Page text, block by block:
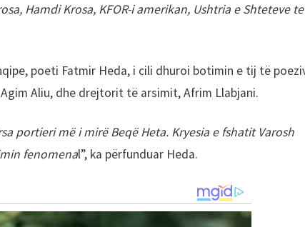
Hamdi Krosa, KFOR-i amerikan, Ushtria e Shteteve te
poeti Fatmir Heda, i cili dhuroi botimin e tij të
Aliu, dhe drejtorit të arsimit, Afrim Llabjani.
portieri më i mirë Beqë Heta. Kryesia e fshatit Varosh
fenomenal”, ka përfunduar Heda.